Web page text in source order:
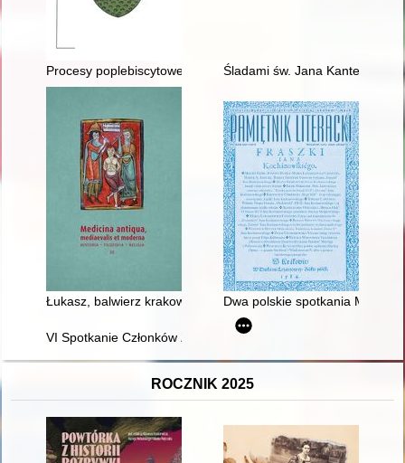
Procesy poplebiscytowe Śladami św. Jana Kantego
Łukasz, balwierz krakowski, i jego armamentarium
Dwa polskie spotkania Martina
VI Spotkanie Członków Zespołu i Współpracowników
ROCZNIK 2025